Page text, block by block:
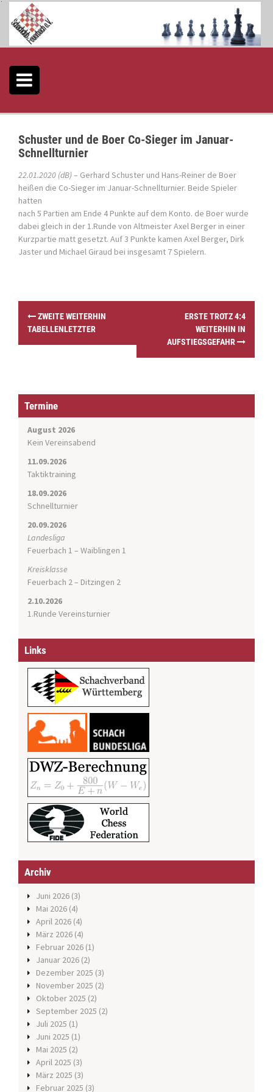
S
Schuster und de Boer Co-Sieger im Januar-
Schnellturnier
22.01.2020 (dB)– Gerhard Schuster und Hans-Reiner de Boer
heißen die Co-Sieger im Januar-Schnellturnier. Beide Spieler
hatten
nach 5 Partien am Ende 4 Punkte auf dem Konto. de Boer wurde
dabei gleich in der 1.Runde von Altmeister Axel Berger in einer
Kurzpartie matt gesetzt. Auf 3 Punkte kamen Axel Berger, Dirk
Jaster und Michael Giraud bei insgesamt 7 Spielern.
t
g
ZWEITE WEITERHIN
TABELLENLETZTER
ERSTE TROTZ 4:4
WEITERHIN IN
AUFSTIEGSGEFAHR
Termine
August 2026
Kein Vereinsabend
11.09.2026
Taktiktraining
18.09.2026
Schnellturnier
20.09.2026
Landesliga
Feuerbach 1 – Waiblingen 1
Kreisklasse
Feuerbach 2 – Ditzingen 2
2.10.2026
1.Runde Vereinsturnier
Links
Archiv
Juni 2026 (3)
Mai 2026 (4)
April 2026 (4)
März 2026 (4)
Februar 2026 (1)
Januar 2026 (2)
Dezember 2025 (3)
November 2025 (2)
Oktober 2025 (2)
September 2025 (2)
Juli 2025 (1)
Juni 2025 (1)
Mai 2025 (2)
April 2025 (3)
März 2025 (3)
Februar 2025 (3)